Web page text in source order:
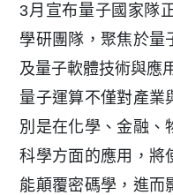
3月宣布量子國家隊
學研團隊，聚焦於量
及量子軟體技術與應
量子運算不僅對產業
別是在化學、金融、
科學方面的應用，將
能顛覆密碼學，進而